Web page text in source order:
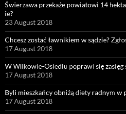
Świerzawa przekaże powiatowi 14
ie?
23 August 2018
Chcesz zostać ławnikiem w sądzie?
17 August 2018
W Wilkowie-Osiedlu poprawi się zasięg
17 August 2018
Byli mieszkańcy obniżą diety radnym w
17 August 2018